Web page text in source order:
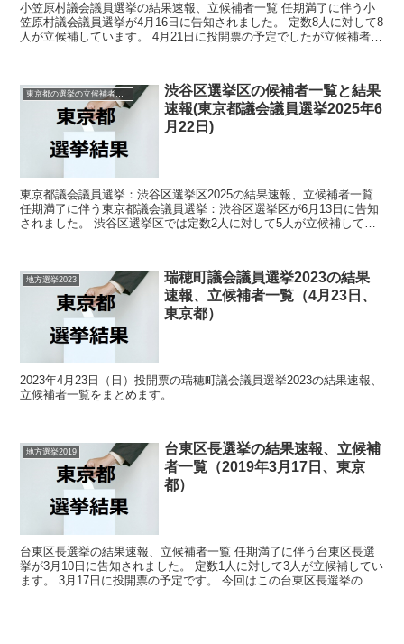
小笠原村議会議員選挙の結果速報、立候補者一覧 任期満了に伴う小
笠原村議会議員選挙が4月16日に告知されました。 定数8人に対して8
人が立候補しています。 4月21日に投開票の予定でしたが立候補者が
東京都の選挙の立候補者と結果速報一覧
渋谷区選挙区の候補者一覧と結果
速報(東京都議会議員選挙2025年6
月22日)
東京都議会議員選挙：渋谷区選挙区2025の結果速報、立候補者一覧
任期満了に伴う東京都議会議員選挙：渋谷区選挙区が6月13日に告知
されました。 渋谷区選挙区では定数2人に対して5人が立候補してい
地方選挙2023
瑞穂町議会議員選挙2023の結果
速報、立候補者一覧（4月23日、
東京都）
2023年4月23日（日）投開票の瑞穂町議会議員選挙2023の結果速報、
立候補者一覧をまとめます。
地方選挙2019
台東区長選挙の結果速報、立候補
者一覧（2019年3月17日、東京
都）
台東区長選挙の結果速報、立候補者一覧 任期満了に伴う台東区長選
挙が3月10日に告知されました。 定数1人に対して3人が立候補してい
ます。 3月17日に投開票の予定です。 今回はこの台東区長選挙の関